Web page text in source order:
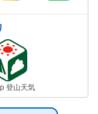
登山天気